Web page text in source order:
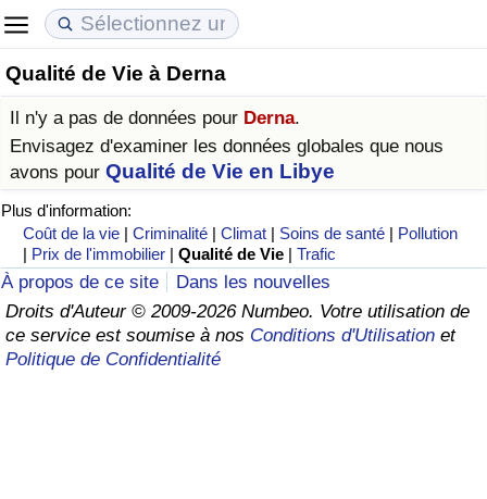
Qualité de Vie à Derna
Il n'y a pas de données pour Derna.
Envisagez d'examiner les données globales que nous
avons pour Qualité de Vie en Libye
Plus d'information:
Coût de la vie |Criminalité |Climat | Soins de santé | Pollution
| Prix de l'immobilier |Qualité de Vie |Trafic
À propos de ce site
Dans les nouvelles
Droits d'Auteur © 2009-2026 Numbeo. Votre utilisation de
ce service est soumise à nos Conditions d'Utilisation et
Politique de Confidentialité
Coût de la vie
Indice du Coût de la Vie (Actuel)
Indice du Coût de la Vie
Indice du coût de la vie par pays
à Akaba
Prix de l'immobilier
Indice des Prix de l'immobilier (Actuel)
Indice des Prix de l'immobilier
Indice des Prix de l'immobilier par Pays
Qualité de Vie
Indice de Qualité de Vie
Indice de Qualité de Vie (Actuel)
Indice de qualité de vie par pays
Criminalité
Indice de Criminalité (Actuel)